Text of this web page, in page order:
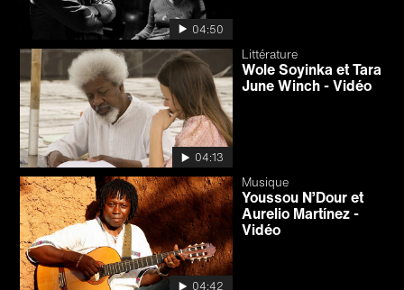
04:50
04:13
Littérature
Wole Soyinka et Tara
June Winch - Vidéo
04:42
Musique
Youssou N’Dour et
Aurelio Martínez -
Vidéo